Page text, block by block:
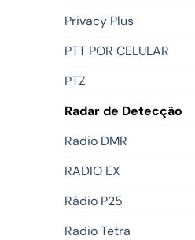
Privacy Plus
PTT POR CELULAR
PTZ
Radar de Detecção
Radio DMR
RADIO EX
Rádio P25
Radio Tetra